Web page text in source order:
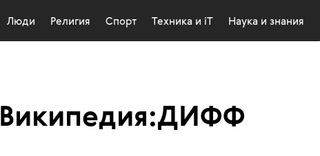
Люди Религия Спорт Техника и iT Наука и знания
Википедия:ДИФФ